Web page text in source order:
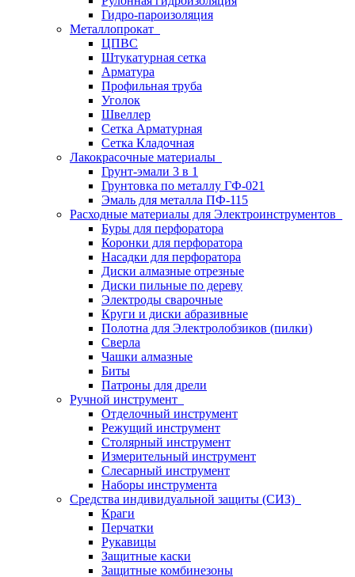
Гидро-пароизоляция
Металлопрокат
ЦПВС
Штукатурная сетка
Арматура
Профильная труба
Уголок
Швеллер
Сетка Арматурная
Сетка Кладочная
Лакокрасочные материалы
Грунт-эмали 3 в 1
Грунтовка по металлу ГФ-021
Эмаль для металла ПФ-115
Расходные материалы для Электроинструментов
Буры для перфоратора
Коронки для перфоратора
Насадки для перфоратора
Диски алмазные отрезные
Диски пильные по дереву
Электроды сварочные
Круги и диски абразивные
Полотна для Электролобзиков (пилки)
Сверла
Чашки алмазные
Биты
Патроны для дрели
Ручной инструмент
Отделочный инструмент
Режущий инструмент
Столярный инструмент
Измерительный инструмент
Слесарный инструмент
Наборы инструмента
Средства индивидуальной защиты (СИЗ)
Краги
Перчатки
Рукавицы
Защитные каски
Защитные комбинезоны